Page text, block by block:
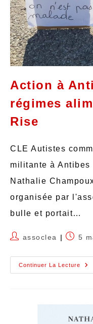
Action à
régimes
Rise
CLE Autistes
militante à Antibes
Nathalie
organisée par
bulle et portait…
assoclea 5
Continuer La Lecture